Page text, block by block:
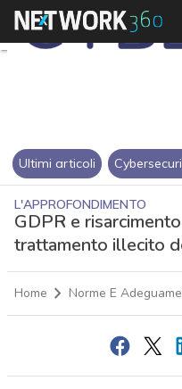
Ultimi articoli
L'APPROFONDIMENTO
GDPR e
trattamento illecito
Home Norme E